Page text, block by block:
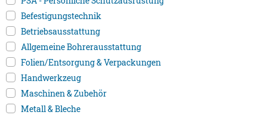
Befestigungstechnik
Betriebsausstattung
Allgemeine Bohrerausstattung
Folien/Entsorgung & Verpackungen
Handwerkzeug
Maschinen & Zubehör
Metall & Bleche